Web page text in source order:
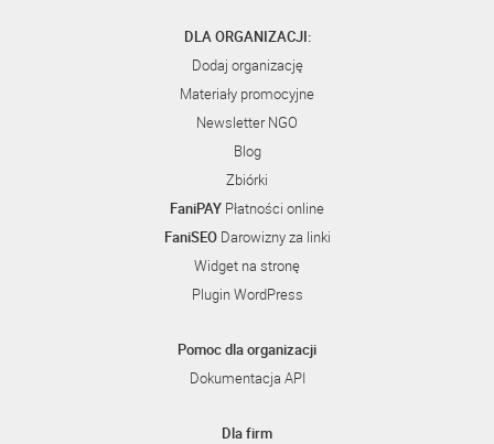
DLA ORGANIZACJI:
Dodaj organizację
Materiały promocyjne
Newsletter NGO
Blog
Zbiórki
FaniPAY Płatności online
FaniSEODarowizny za linki
Widget na stronę
Plugin WordPress
Pomoc dla organizacji
Dokumentacja API
Dla firm